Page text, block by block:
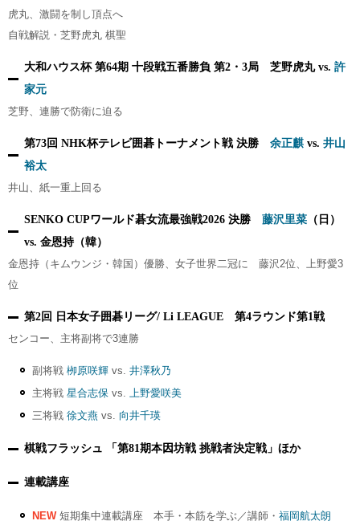
虎丸、激闘を制し頂点へ
自戦解説・芝野虎丸 棋聖
大和ハウス杯 第64期 十段戦五番勝負 第2・3局 芝野虎丸 vs. 許
家元
芝野、連勝で防衛に迫る
第73回 NHK杯テレビ囲碁トーナメント戦 決勝 余正麒 vs. 井山
裕太
井山、紙一重上回る
SENKO CUPワールド碁女流最強戦2026 決勝 藤沢里菜 （日）
vs. 金恩持（韓）
金恩持（キムウンジ・韓国）優勝、女子世界二冠に 藤沢2位、上野愛3
位
第2回 日本女子囲碁リーグ/ Li LEAGUE 第4ラウンド第1戦
センコー、主将副将で3連勝
副将戦 栁原咲輝 vs. 井澤秋乃
主将戦 星合志保 vs.
上野愛咲美
三将戦 徐文燕 vs. 向井千瑛
棋戦フラッシュ 「第81期本因坊戦 挑戦者決定戦」ほか
連載講座
NEW短期集中連載講座 本手・本筋を学ぶ／講師・ 福岡航太朗